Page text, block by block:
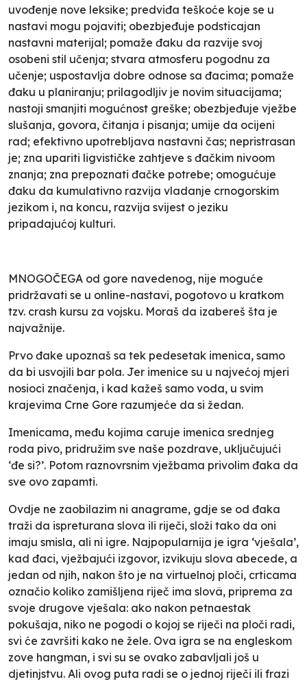
uvođenje nove leksike; predviđa teškoće koje se u
nastavi mogu pojaviti; obezbjeđuje podsticajan
nastavni materijal; pomaže đaku da razvije svoj
osobeni stil učenja; stvara atmosferu pogodnu za
učenje; uspostavlja dobre odnose sa đacima; pomaže
đaku u planiranju; prilagodljiv je novim situacijama;
nastoji smanjiti mogućnost greške; obezbjeđuje vježbe
slušanja, govora, čitanja i pisanja; umije da ocijeni
rad; efektivno upotrebljava nastavni čas; nepristrasan
je; zna upariti ligvističke zahtjeve s đačkim nivoom
znanja; zna prepoznati đačke potrebe; omogućuje
đaku da kumulativno razvija vladanje crnogorskim
jezikom i, na koncu, razvija svijest o jeziku
pripadajućoj kulturi.
MNOGOČEGA od gore navedenog, nije moguće
pridržavati se u online-nastavi, pogotovo u kratkom
tzv. crash kursu za vojsku. Moraš da izabereš šta je
najvažnije.
Prvo đake upoznaš sa tek pedesetak imenica, samo
da bi usvojili bar pola. Jer imenice su u najvećoj mjeri
nosioci značenja, i kad kažeš samo voda, u svim
krajevima Crne Gore razumjeće da si žedan.
Imenicama, među kojima caruje imenica srednjeg
roda pivo, pridružim sve naše pozdrave, uključujući
‘đe si?’. Potom raznovrsnim vježbama privolim đaka da
sve ovo zapamti.
Ovdje ne zaobilazim ni anagrame, gdje se od đaka
traži da ispreturana slova ili riječi, složi tako da oni
imaju smisla, ali ni igre. Najpopularnija je igra ‘vješala’,
kad đaci, vježbajući izgovor, izvikuju slova abecede, a
jedan od njih, nakon što je na virtuelnoj ploči, crticama
označio koliko zamišljena riječ ima slovâ, priprema za
svoje drugove vješala: ako nakon petnaestak
pokušaja, niko ne pogodi o kojoj se riječi na ploči radi,
svi će završiti kako ne žele. Ova igra se na engleskom
zove hangman, i svi su se ovako zabavljali još u
djetinjstvu. Ali ovog puta radi se o jednoj riječi ili frazi